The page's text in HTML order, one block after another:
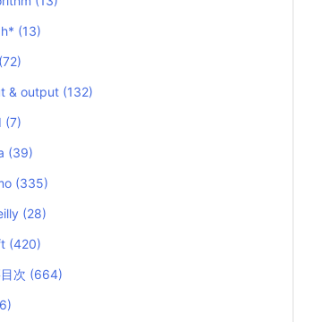
(13)
(72)
& output (132)
(7)
(39)
(335)
(28)
(420)
次 (664)